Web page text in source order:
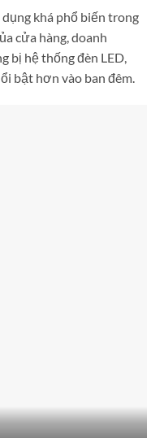
khá phổ biến trong
cửa hàng, doanh
bị hệ thống đèn LED,
bật hơn vào ban đêm.